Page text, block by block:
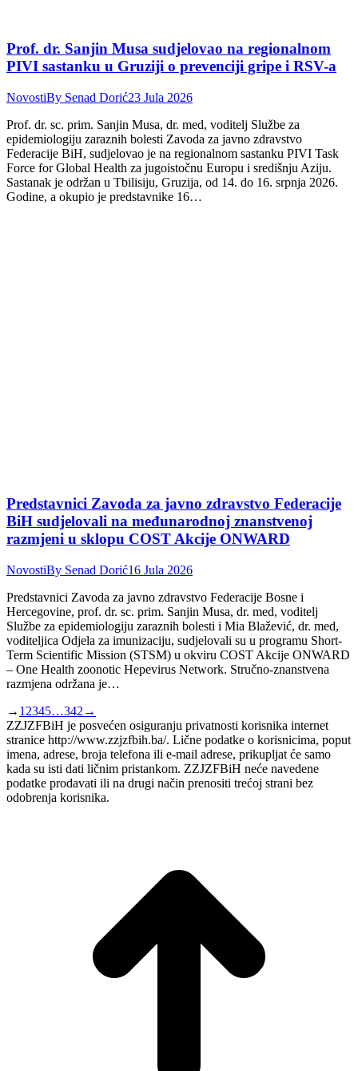
Prof. dr. Sanjin Musa sudjelovao na regionalnom
PIVI sastanku u Gruziji o prevenciji gripe i RSV-a
NovostiBy Senad Dorić23 Jula 2026
Prof. dr. sc. prim. Sanjin Musa, dr. med, voditelj Službe za
epidemiologiju zaraznih bolesti Zavoda za javno zdravstvo
Federacije BiH, sudjelovao je na regionalnom sastanku PIVI Task
Force for Global Health za jugoistočnu Europu i središnju Aziju.
Sastanak je održan u Tbilisiju, Gruzija, od 14. do 16. srpnja 2026.
Godine, a okupio je predstavnike 16…
Predstavnici Zavoda za javno zdravstvo Federacije
BiH sudjelovali na međunarodnoj znanstvenoj
razmjeni u sklopu COST Akcije ONWARD
NovostiBy Senad Dorić16 Jula 2026
Predstavnici Zavoda za javno zdravstvo Federacije Bosne i
Hercegovine, prof. dr. sc. prim. Sanjin Musa, dr. med, voditelj
Službe za epidemiologiju zaraznih bolesti i Mia Blažević, dr. med,
voditeljica Odjela za imunizaciju, sudjelovali su u programu Short-
Term Scientific Mission (STSM) u okviru COST Akcije ONWARD
– One Health zoonotic Hepevirus Network. Stručno-znanstvena
razmjena održana je…
→ 1 2345…342 →
ZZJZFBiH je posvećen osiguranju privatnosti korisnika internet
stranice http://www.zzjzfbih.ba/. Lične podatke o korisnicima, poput
imena, adrese, broja telefona ili e-mail adrese, prikupljat će samo
kada su isti dati ličnim pristankom. ZZJZFBiH neće navedene
podatke prodavati ili na drugi način prenositi trećoj strani bez
odobrenja korisnika.